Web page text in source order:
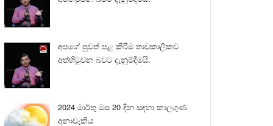
අපගේ පුවත් පළ කිරීම තාවකාලිකව
අත්හිටුවන බවට දැනුම්දීමයි.
2024 මාර්තු මස 20 දින සඳහා කාලගුණ
අනාවැකිය